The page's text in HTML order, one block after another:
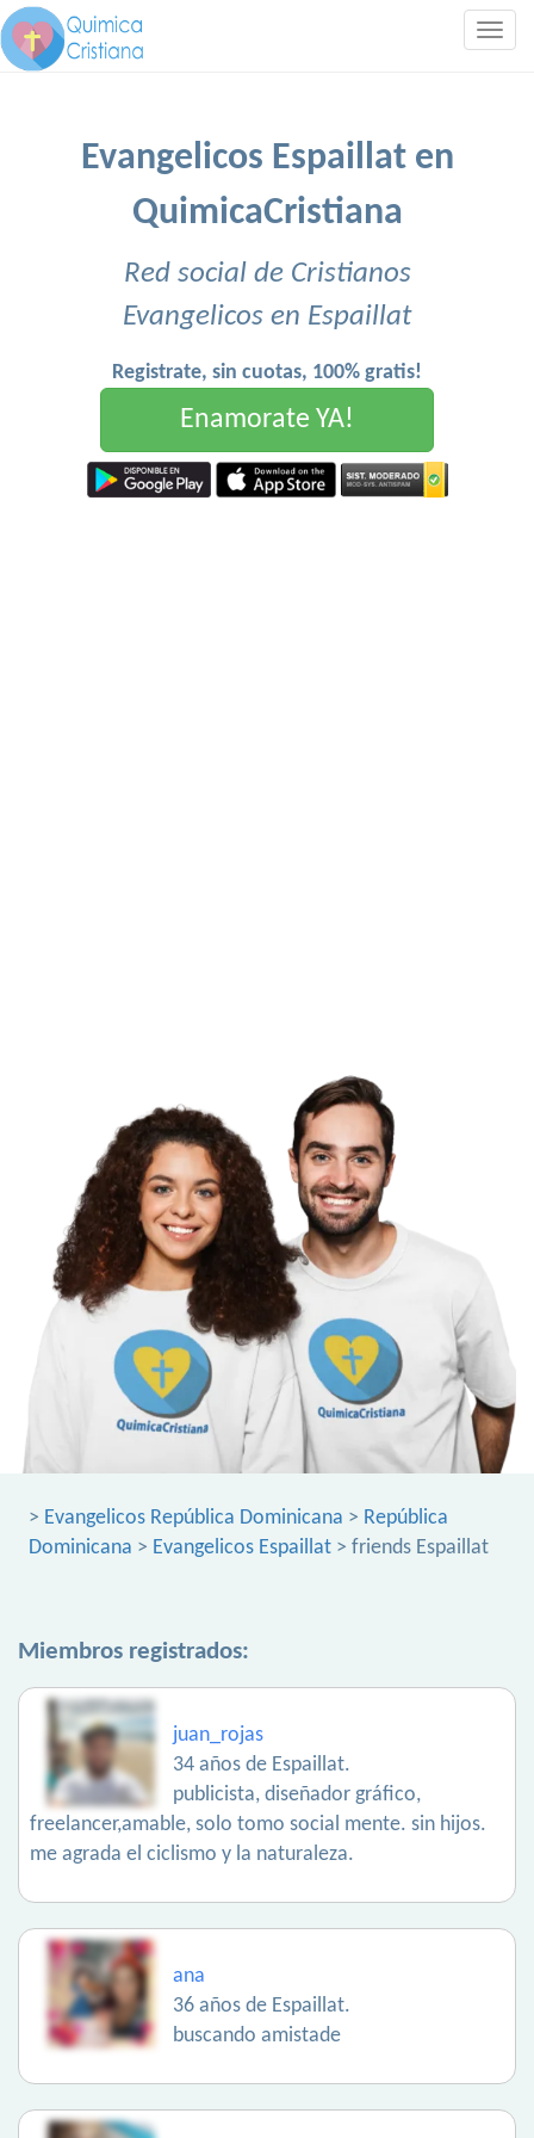
Evangelicos Espaillat en
QuimicaCristiana
Red social de Cristianos
Evangelicos en Espaillat
Registrate, sin cuotas, 100% gratis!
Enamorate YA!
> Evangelicos República Dominicana > República
Dominicana > Evangelicos Espaillat > friends Espaillat
Miembros registrados:
juan_rojas
34 años de Espaillat.
publicista, diseñador gráfico,
freelancer,amable, solo tomo social mente. sin hijos.
me agrada el ciclismo y la naturaleza.
ana
36 años de Espaillat.
buscando amistade